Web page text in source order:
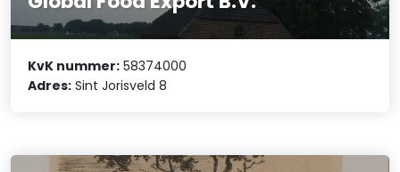
KvK nummer: 58374000
Adres: Sint Jorisveld 8